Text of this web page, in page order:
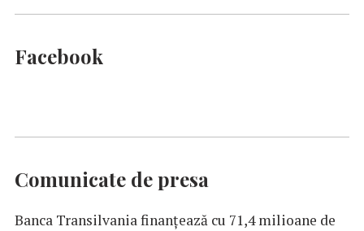
Facebook
Comunicate de presa
Banca Transilvania finanțează cu 71,4 milioane de